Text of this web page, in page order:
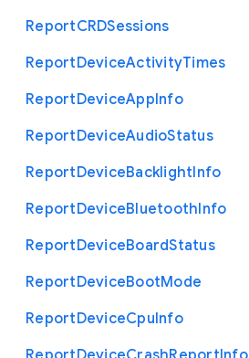
ReportCRDSessions
ReportDeviceActivityTimes
ReportDeviceAppInfo
ReportDeviceAudioStatus
ReportDeviceBacklightInfo
ReportDeviceBluetoothInfo
ReportDeviceBoardStatus
ReportDeviceBootMode
ReportDeviceCpuInfo